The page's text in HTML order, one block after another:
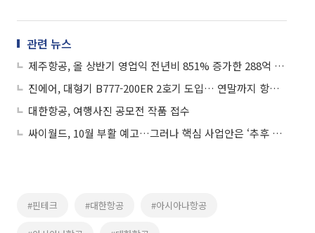
관련 뉴스
제주항공, 올 상반기 영업익 전년비 851% 증가한 288억 '역대 최고'
진에어, 대형기 B777-200ER 2호기 도입… 연말까지 항공기 19대로 확대
대한항공, 여행사진 공모전 작품 접수
싸이월드, 10월 부활 예고…그러나 핵심 사업안은 ‘추후 공개’
#핀테크 #대한항공 #아시아나항공